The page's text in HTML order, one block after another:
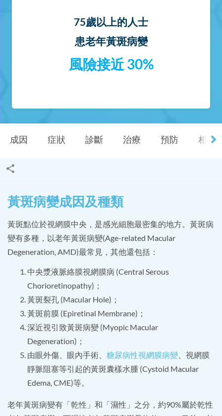
75歲以上的人士
患老年黃斑病變
風險接近 30%
成因 症狀 診斷 治療 預防 相關
黃斑病變成因及種類
黃斑點位於視網膜中央，是感光細胞最密集的地方。黃斑病
變有多種，以老年黃斑病變(Age-related Macular
Degeneration, AMD)最常見，其他還包括：
中央漿液脈絡膜視網膜病 (Central Serous
Chorioretinopathy)；
黃斑裂孔 (Macular Hole)；
黃斑前膜 (Epiretinal Membrane)；
深近視引致黃斑病變 (Myopic Macular
Degeneration)；
由眼外傷、眼內手術、 糖尿病性視網膜病變 、視網膜
靜脈阻塞等引起的黃斑囊樣水腫 (Cystoid Macular
Edema, CME)等。
老年黃斑病變有「乾性」和「濕性」之分，約90%屬於乾性